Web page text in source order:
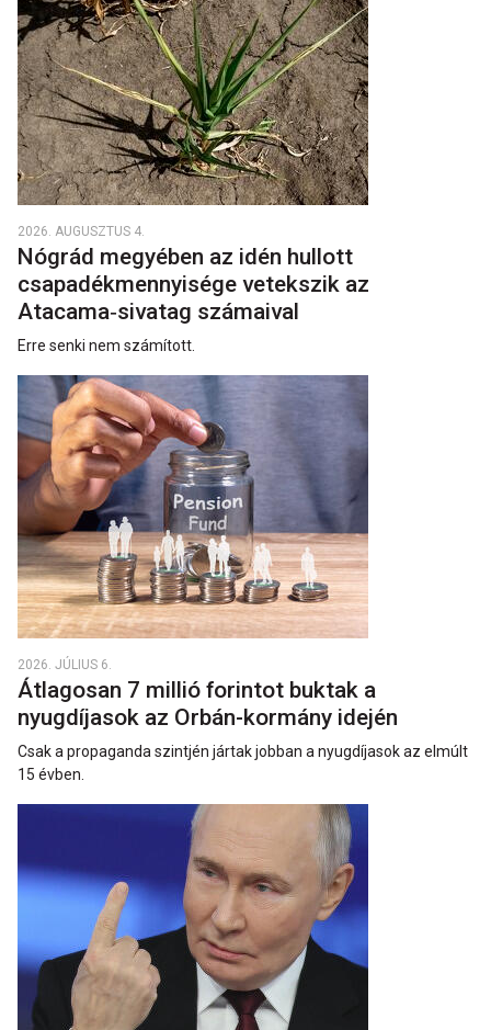
2026. AUGUSZTUS 4.
Nógrád megyében az idén hullott
csapadékmennyisége vetekszik az
Atacama‑sivatag számaival
Erre senki nem számított.
2026. JÚLIUS 6.
Átlagosan 7 millió forintot buktak a
nyugdíjasok az Orbán-kormány idején
Csak a propaganda szintjén jártak jobban a nyugdíjasok az elmúlt
15 évben.